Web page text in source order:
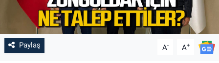
Paylaş A- A+